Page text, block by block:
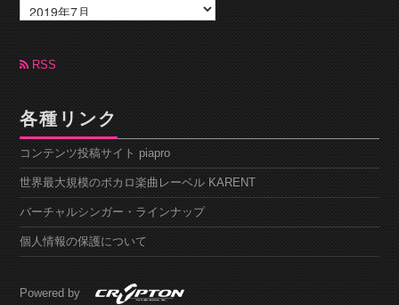
ー
カ
ブ RSS
各種リンク
コンテンツ投稿サイト piapro
世界最大規模のボカロ楽曲レーベル KARENT
バーチャルシンガー・ラインナップ
個人情報の保護について
Powered by